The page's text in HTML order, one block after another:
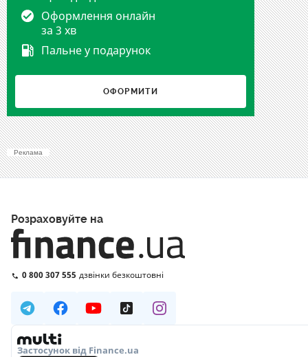
Оформлення онлайн
за 3 хв
Пальне у подарунок
ОФОРМИТИ
Реклама
Розраховуйте на
0 800 307 555 дзвінки безкоштовні
Застосунок від Finance.ua